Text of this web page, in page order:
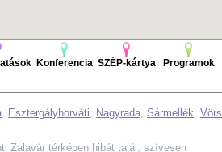
Konferencia SZÉP-kártya Programok
, Esztergályhorváti, Nagyrada, Sármellék, Vörs
Zalavár térképen hibát talál, szívesen